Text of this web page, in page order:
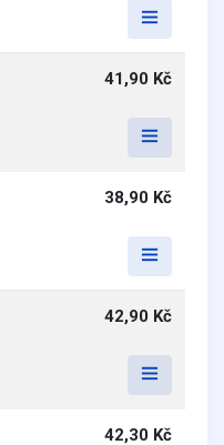
41,90 Kč
38,90 Kč
42,90 Kč
42,30 Kč